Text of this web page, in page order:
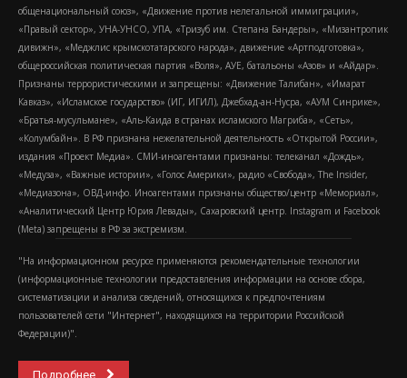
общенациональный союз», «Движение против нелегальной иммиграции»,
«Правый сектор», УНА-УНСО, УПА, «Тризуб им. Степана Бандеры», «Мизантропик
дивижн», «Меджлис крымскотатарского народа», движение «Артподготовка»,
общероссийская политическая партия «Воля», АУЕ, батальоны «Азов» и «Айдар».
Признаны террористическими и запрещены: «Движение Талибан», «Имарат
Кавказ», «Исламское государство» (ИГ, ИГИЛ), Джебхад-ан-Нусра, «АУМ Синрике»,
«Братья-мусульмане», «Аль-Каида в странах исламского Магриба», «Сеть»,
«Колумбайн». В РФ признана нежелательной деятельность «Открытой России»,
издания «Проект Медиа». СМИ-иноагентами признаны: телеканал «Дождь»,
«Медуза», «Важные истории», «Голос Америки», радио «Свобода», The Insider,
«Медиазона», ОВД-инфо. Иноагентами признаны общество/центр «Мемориал»,
«Аналитический Центр Юрия Левады», Сахаровский центр. Instagram и Facebook
(Metа) запрещены в РФ за экстремизм.
"На информационном ресурсе применяются рекомендательные технологии
(информационные технологии предоставления информации на основе сбора,
систематизации и анализа сведений, относящихся к предпочтениям
пользователей сети "Интернет", находящихся на территории Российской
Федерации)".
Подробнее